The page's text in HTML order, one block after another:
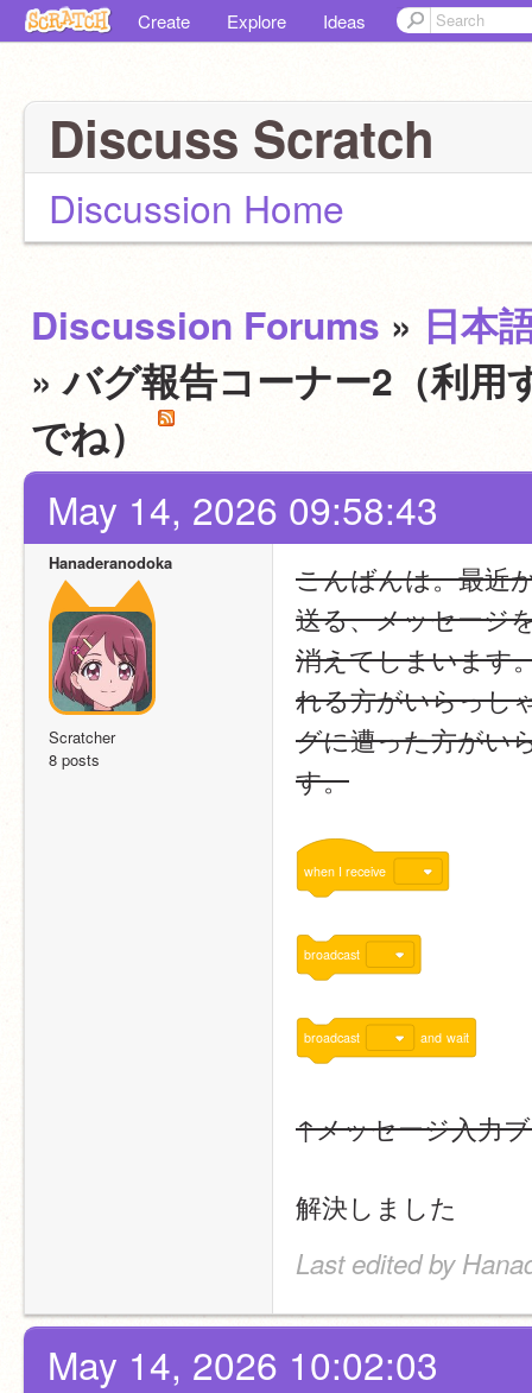
Create Explore Ideas
Discuss Scratch
Discussion Home
Discussion Forums » 日本
» バグ報告コーナー2（利用
でね）
May 14, 2026 09:58:43
Hanaderanodoka
Scratcher
8 posts
こんばんは。最近
送る、メッセージ
消えてしまいます
れる方がいらっし
グに遭った方がい
す。
when I receive
broadcast
broadcast and wait
↑メッセージ入力
解決しました
Last edited by
May 14, 2026 10:02:03